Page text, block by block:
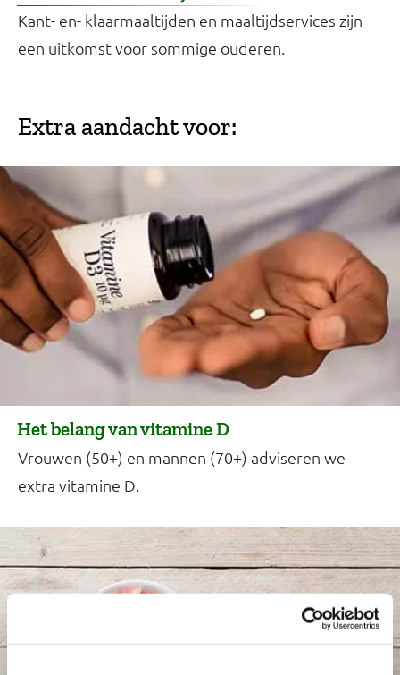
Kant- en- klaarmaaltijden en maaltijdservices zijn
een uitkomst voor sommige ouderen.
Extra aandacht voor:
Het belang van vitamine D
Vrouwen (50+) en mannen (70+) adviseren we
extra vitamine D.